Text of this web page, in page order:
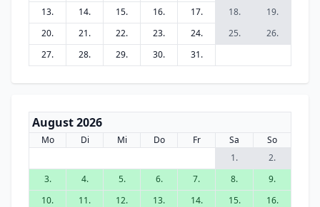
13.
14. 15. 16. 17. 18.
19.
20.
21. 22. 23. 24. 25.
26.
27.
28. 29. 30. 31.
August 2026
Mo Di Mi Do Fr Sa
So
1.
2.
3.
4. 5. 6. 7. 8.
9.
10.
11. 12. 13. 14. 15.
16.